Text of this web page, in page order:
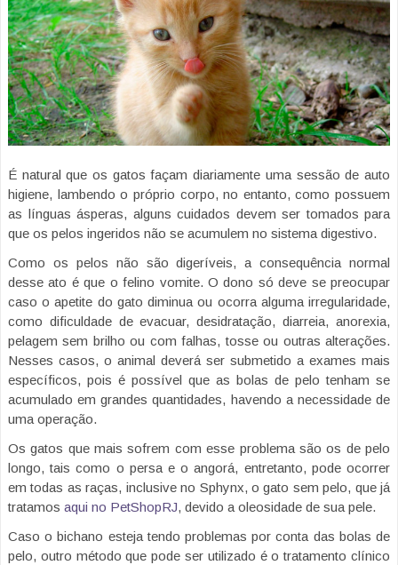
É natural que os gatos façam diariamente uma sessão de auto
higiene, lambendo o próprio corpo, no entanto, como possuem
as línguas ásperas, alguns cuidados devem ser tomados para
que os pelos ingeridos não se acumulem no sistema digestivo.
Como os pelos não são digeríveis, a consequência normal
desse ato é que o felino vomite. O dono só deve se preocupar
caso o apetite do gato diminua ou ocorra alguma irregularidade,
como dificuldade de evacuar, desidratação, diarreia, anorexia,
pelagem sem brilho ou com falhas, tosse ou outras alterações.
Nesses casos, o animal deverá ser submetido a exames mais
específicos, pois é possível que as bolas de pelo tenham se
acumulado em grandes quantidades, havendo a necessidade de
uma operação.
Os gatos que mais sofrem com esse problema são os de pelo
longo, tais como o persa e o angorá, entretanto, pode ocorrer
em todas as raças, inclusive no Sphynx, o gato sem pelo, que já
tratamos aqui no PetShopRJ, devido a oleosidade de sua pele.
Caso o bichano esteja tendo problemas por conta das bolas de
pelo, outro método que pode ser utilizado é o tratamento clínico